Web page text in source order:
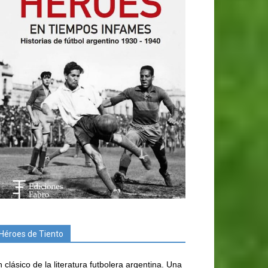
de Tiento
clásico de la literatura futbolera argentina. Una